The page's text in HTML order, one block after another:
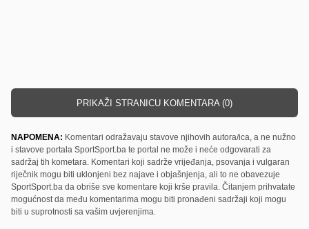
PRIKAŽI STRANICU KOMENTARA (0)
NAPOMENA: Komentari odražavaju stavove njihovih autora/ica, a ne nužno
i stavove portala SportSport.ba te portal ne može i neće odgovarati za
sadržaj tih kometara. Komentari koji sadrže vrijeđanja, psovanja i vulgaran
riječnik mogu biti uklonjeni bez najave i objašnjenja, ali to ne obavezuje
SportSport.ba da obriše sve komentare koji krše pravila. Čitanjem prihvatate
mogućnost da među komentarima mogu biti pronađeni sadržaji koji mogu
biti u suprotnosti sa vašim uvjerenjima.